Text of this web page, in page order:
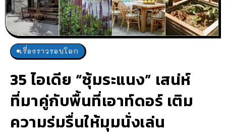
เรื่องราวรอบโลก
35 ไอเดีย “ซุ้มระแนง” เสน่ห์
ที่มาคู่กับพื้นที่เอาท์ดอร์ เติม
ความร่มรื่นให้มุมนั่งเล่น